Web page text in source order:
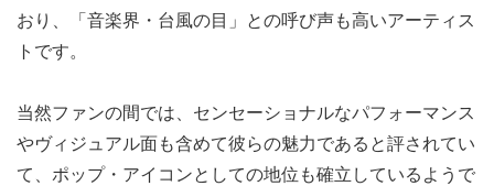
おり、「音楽界・台風の目」との呼び声も高いアーティス
トです。
当然ファンの間では、センセーショナルなパフォーマンス
やヴィジュアル面も含めて彼らの魅力であると評されてい
て、ポップ・アイコンとしての地位も確立しているようで